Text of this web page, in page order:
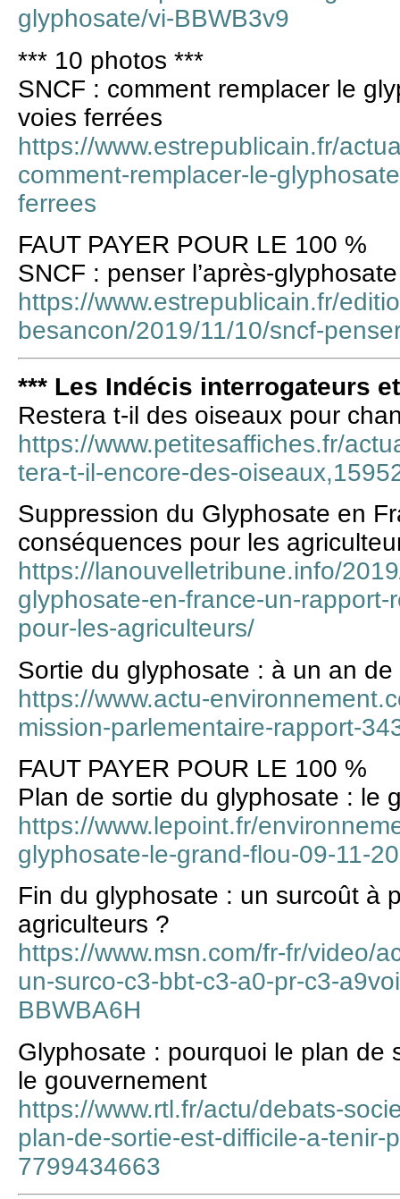
glyphosate/vi-BBWB3v9
*** 10 photos ***
SNCF : comment remplacer le
voies ferrées
https://www.estrepublicain.fr/
comment-remplacer-le-
ferrees
FAUT PAYER POUR LE 100 %
SNCF : penser l’après-glyphosate
https://www.estrepublicain.fr/
besancon/2019/11/10/sncf-
*** Les Indécis interrogateurs
Restera t-il des oiseaux pour
https://www.petitesaffiches.fr/
tera-t-il-encore-des-
Suppression du Glyphosate en
conséquences pour les
https://lanouvelletribune.info/
glyphosate-en-france-un-
pour-les-agriculteurs/
Sortie du glyphosate : à un an
https://www.actu-
mission-parlementaire-rapport-
FAUT PAYER POUR LE 100 %
Plan de sortie du glyphosate : le
https://www.lepoint.fr/
glyphosate-le-grand-flou-09-11-
Fin du glyphosate : un surcoût à
agriculteurs ?
https://www.msn.com/fr-fr/video/
un-surco-c3-bbt-c3-a0-pr-c3-
BBWBA6H
Glyphosate : pourquoi le plan de
le gouvernement
https://www.rtl.fr/actu/debats-
plan-de-sortie-est-difficile-a-tenir-
7799434663